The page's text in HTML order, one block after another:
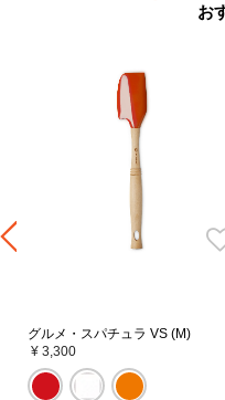
お
グルメ・スパチュラ VS (M)
¥ 3,300